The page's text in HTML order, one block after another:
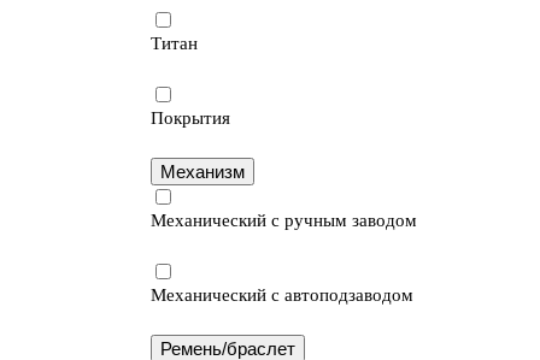
Титан
Покрытия
Механизм
Механический с ручным заводом
Механический с автоподзаводом
Ремень/браслет